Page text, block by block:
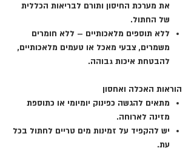
את מערכת החיסון ותורם לבריאות הכללית
של החתול.
ללא תוספים מלאכותיים – ללא חומרים
משמרים, צבעי מאכל או טעמים מלאכותיים,
להבטחת איכות גבוהה.
הוראות האכלה ואחסון
מתאים להגשה כפינוק יומיומי או כתוספת
מזינה לארוחה.
יש להקפיד על זמינות מים טריים לחתול בכל
עת.